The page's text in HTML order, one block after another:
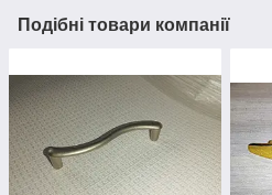
Подібні товари компанії